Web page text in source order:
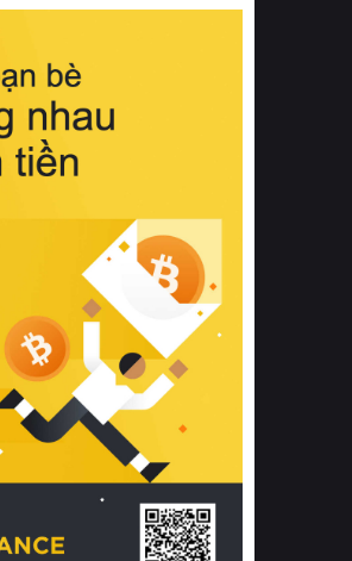
sẽ cảm nhận rõ rệt sự khác
xác của phần đệm nâng đỡ
đó, việc lựa chọn các dòng
đạt chuẩn chất lượng quốc
giúp ngăn ngừa tình trạng kích
và nấm mốc trong điều kiện
nóng ẩm. Bạn có thể tìm hiểu
nghiên cứu khoa học về tác
giấc ngủ và môi trường
ngủ đối với sức khỏe con
tại Sleep Foundation (External
có cái nhìn toàn diện hơn.
tiêu chí vàng khi lựa chọn
gối đệm cao cấp cho phòng
một bộ chăn ga gối đệm
hoàn hảo cả về thẩm mỹ lẫn
năng, người tiêu dùng cần cân
lưỡng các tiêu chí quan trọng